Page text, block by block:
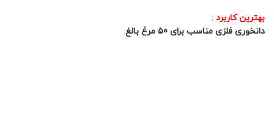
بهترین کاربرد :
دانخوری فلزی مناسب برای 50 مرغ بالغ